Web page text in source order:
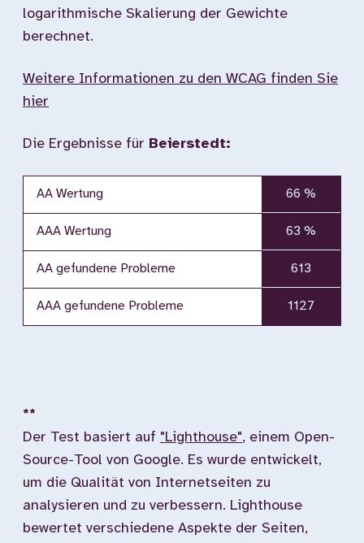
logarithmische Skalierung der Gewichte
berechnet.
Weitere Informationen zu den WCAG finden Sie
hier
Die Ergebnisse für Beierstedt:
AA Wertung 66 %
AAA Wertung 63 %
AA gefundene Probleme 613
AAA gefundene Probleme 1127
**
Der Test basiert auf "Lighthouse", einem Open-
Source-Tool von Google. Es wurde entwickelt,
um die Qualität von Internetseiten zu
analysieren und zu verbessern. Lighthouse
bewertet verschiedene Aspekte der Seiten,